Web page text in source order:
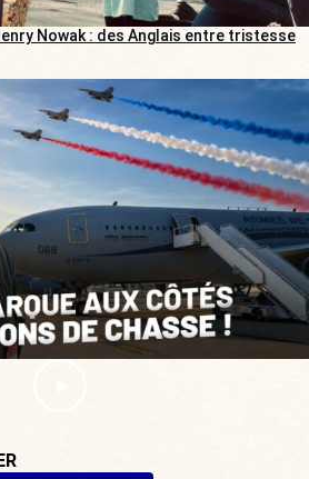
Nowak : des Anglais entre tristesse